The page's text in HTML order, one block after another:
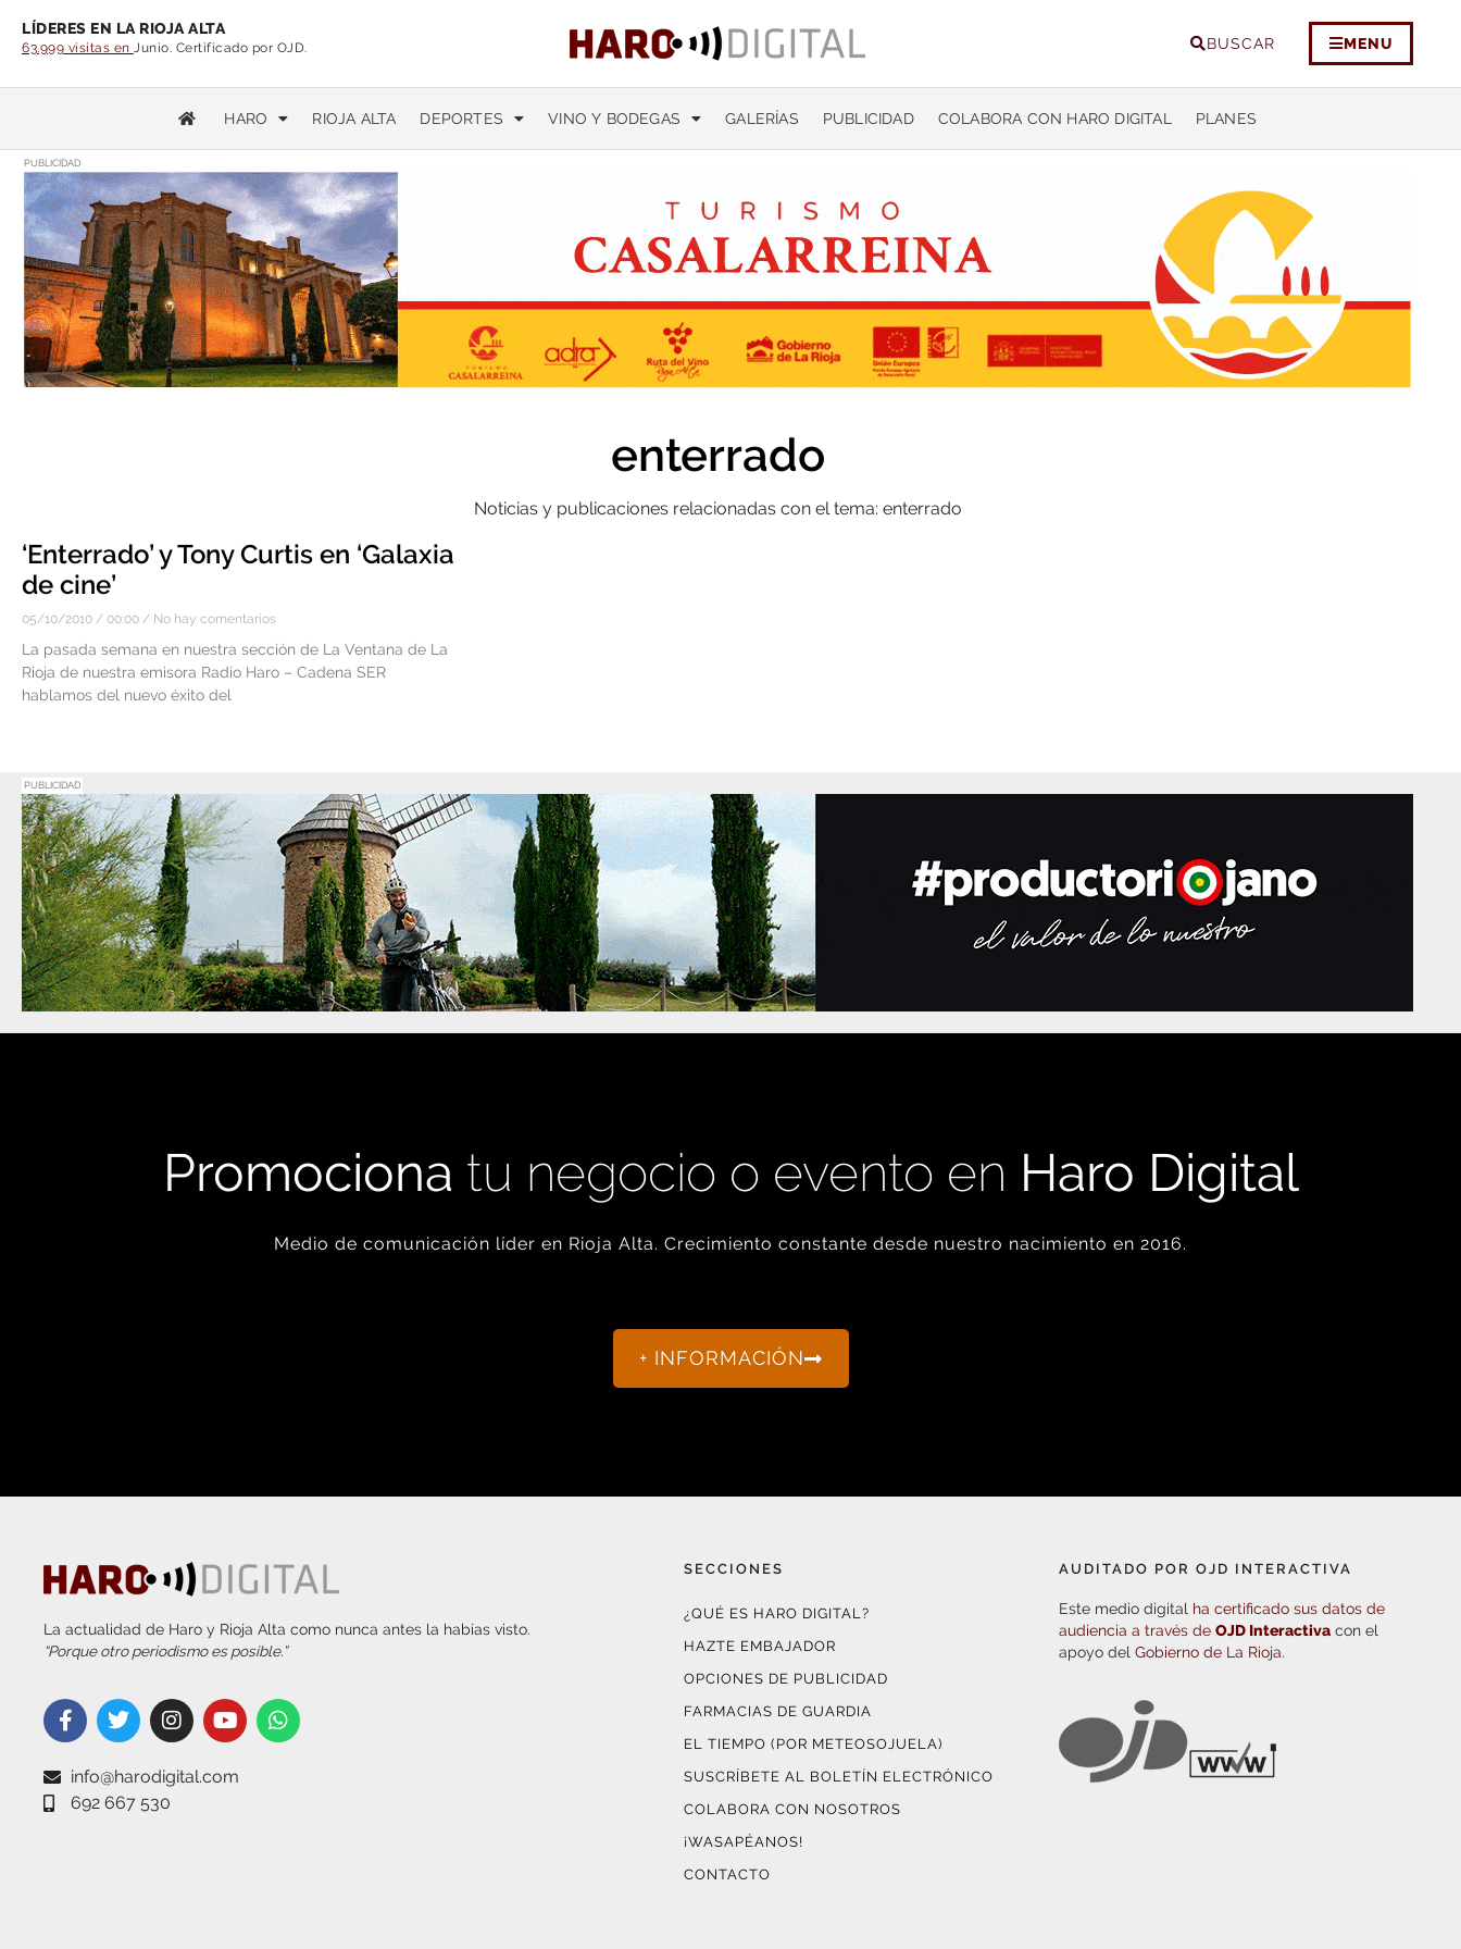
LÍDERES EN LA RIOJA ALTA
63.999 visitas en Junio. Certificado por OJD. BUSCAR MENU
HARO RIOJA ALTA DEPORTES VINO Y BODEGAS GALERÍAS PUBLICIDAD COLABORA CON HARO DIGITAL PLANES
PUBLICIDAD
enterrado
Noticias y publicaciones relacionadas con el tema: enterrado
‘Enterrado’ y Tony Curtis en ‘Galaxia
de cine’
05/10/2010 00:00 No hay comentarios
La pasada semana en nuestra sección de La Ventana de La
Rioja de nuestra emisora Radio Haro – Cadena SER
hablamos del nuevo éxito del
PUBLICIDAD
Promociona tu negocio o evento en Haro Digital
Medio de comunicación líder en Rioja Alta. Crecimiento constante desde nuestro nacimiento en 2016.
+ INFORMACIÓN
La actualidad de Haro y Rioja Alta como nunca antes la habías visto.
“Porque otro periodismo es posible.”
info@harodigital.com
692 667 530
SECCIONES
¿QUÉ ES HARO DIGITAL?
HAZTE EMBAJADOR
OPCIONES DE PUBLICIDAD
FARMACIAS DE GUARDIA
EL TIEMPO (POR METEOSOJUELA)
SUSCRÍBETE AL BOLETÍN ELECTRÓNICO
COLABORA CON NOSOTROS
¡WASAPÉANOS!
CONTACTO
AUDITADO POR OJD INTERACTIVA
Este medio digital ha certificado sus datos de
audiencia a través deOJD Interactiva con el
apoyo delGobierno de La Rioja.